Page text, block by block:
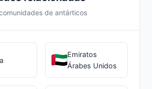
de antárticos
Emiratos
Árabes Unidos